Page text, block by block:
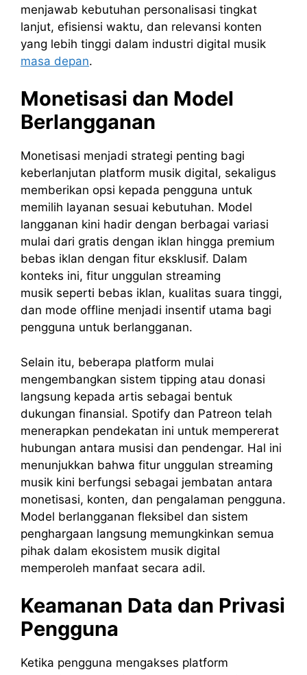
menjawab kebutuhan personalisasi tingkat
lanjut, efisiensi waktu, dan relevansi konten
yang lebih tinggi dalam industri digital musik
masa depan.
Monetisasi dan Model
Berlangganan
Monetisasi menjadi strategi penting bagi
keberlanjutan platform musik digital, sekaligus
memberikan opsi kepada pengguna untuk
memilih layanan sesuai kebutuhan. Model
langganan kini hadir dengan berbagai variasi
mulai dari gratis dengan iklan hingga premium
bebas iklan dengan fitur eksklusif. Dalam
konteks ini, fitur unggulan streaming
musik seperti bebas iklan, kualitas suara tinggi,
dan mode offline menjadi insentif utama bagi
pengguna untuk berlangganan.
Selain itu, beberapa platform mulai
mengembangkan sistem tipping atau donasi
langsung kepada artis sebagai bentuk
dukungan finansial. Spotify dan Patreon telah
menerapkan pendekatan ini untuk mempererat
hubungan antara musisi dan pendengar. Hal ini
menunjukkan bahwa fitur unggulan streaming
musik kini berfungsi sebagai jembatan antara
monetisasi, konten, dan pengalaman pengguna.
Model berlangganan fleksibel dan sistem
penghargaan langsung memungkinkan semua
pihak dalam ekosistem musik digital
memperoleh manfaat secara adil.
Keamanan Data dan Privasi
Pengguna
Ketika pengguna mengakses platform